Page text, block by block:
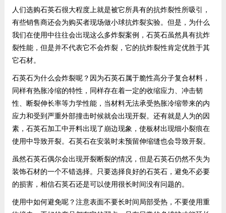
人们选购石英石很大程度上就是被它所具有的抗炸裂性所吸引，
有些销售商还会为购买者现场做小球抗炸裂实验。但是，为什么
我们在使用中往往会出现这么多炸裂案例，石英石虽然具有抗炸
裂性能，但是并不代表它不会炸裂，它的抗炸裂性肯定优胜于其
它石材。
石英石为什么会炸裂呢？因为石英石属于脆性高分子复合材料，
同样有热胀冷缩的特性，同样存在着一定的收缩应力、冲击韧
性、断裂伸长率等力学性能，当材料无法承受热胀冷缩带来的内
应力和受到严重外部撞击时候就会出现开裂。还有就是人为的因
素，石英石加工中开料出现了崩边现象，使板材出现细小裂痕在
使用中导致开裂。石英石在安装时未预留伸缩缝也会导致开裂。
虽然石英石偶尔会出现开裂断裂的情况，但是石英石仍然不失为
装饰石材的一个不错选择。只要选择良好的石英石 ，避免不必要
的损害，相信石英石还是可以使用很长时间没有问题的。
使用中如何避免呢？注意表面不要长时间局部受热，不要使用重